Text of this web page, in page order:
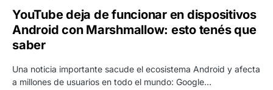
YouTube deja de funcionar en dispositivos
Android con Marshmallow: esto tenés que
saber
Una noticia importante sacude el ecosistema Android y afecta
a millones de usuarios en todo el mundo: Google…